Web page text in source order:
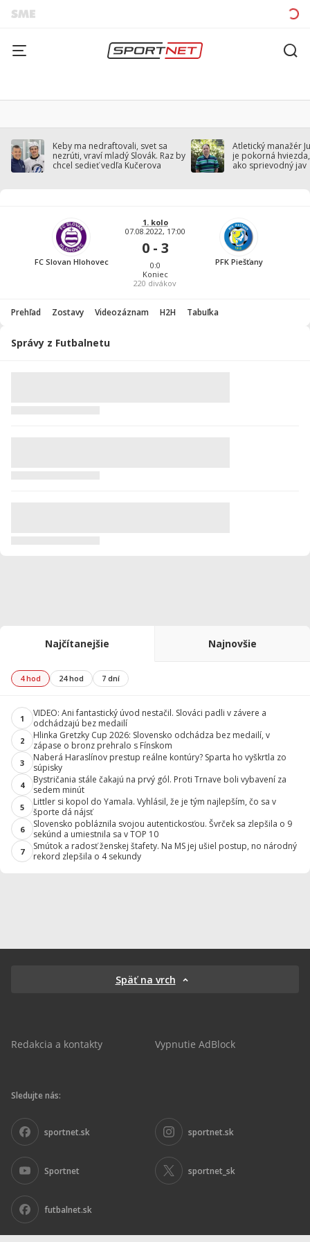
Keby ma nedraftovali, svet sa
nezrúti, vraví mladý Slovák. Raz by
chcel sedieť vedľa Kučerova
Atletický manažér
je pokorná
ako sprievodný jav
FC Slovan Hlohovec
1. kolo
07.08.2022, 17:00
0 - 3
0:0
Koniec
220 divákov
PFK Piešťany
Prehľad Zostavy Videozáznam H2H Tabuľka
Správy z Futbalnetu
Najčítanejšie Najnovšie
4 hod 24 hod 7 dní
1
VIDEO: Ani fantastický úvod nestačil. Slováci padli v závere a
odchádzajú bez medailí
2
Hlinka Gretzky Cup 2026: Slovensko odchádza bez medailí, v
zápase o bronz prehralo s Fínskom
3
Naberá Haraslínov prestup reálne kontúry? Sparta ho vyškrtla zo
súpisky
4
Bystričania stále čakajú na prvý gól. Proti Trnave boli vybavení za
sedem minút
5
Littler si kopol do Yamala. Vyhlásil, že je tým najlepším, čo sa v
športe dá nájsť
6
Slovensko pobláznila svojou autentickosťou. Švrček sa zlepšila o 9
sekúnd a umiestnila sa v TOP 10
7
Smútok a radosť ženskej štafety. Na MS jej ušiel postup, no národný
rekord zlepšila o 4 sekundy
Späť na vrch
Redakcia a kontakty Vypnutie AdBlock
Sledujte nás:
sportnet.sk sportnet.sk
Sportnet sportnet_sk
futbalnet.sk